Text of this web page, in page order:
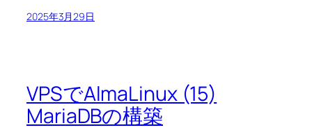
2025年3月29日
VPSでAlmaLinux (15)
MariaDBの構築